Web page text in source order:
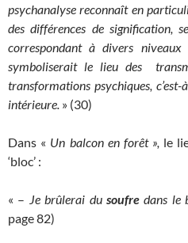
psychanalyse reconnaît en
des différences de signification,
correspondant à divers
symboliserait le lieu des
transformations psychiques,
intérieure. » (30)
Dans « Un balcon en forêt », le
‘bloc’ :
« – Je brûlerai du soufredans le
page 82)